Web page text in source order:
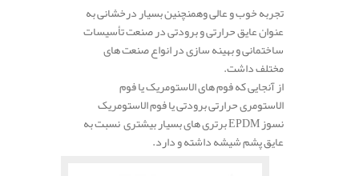
تجربه خوب و عالی وهمنچنین بسیار درخشانی به
عنوان عایق حرارتی و برودتی در صنعت تأسیسات
ساختمانی و بهینه سازی در انواع صنعت های
مختلف داشت.
از آنجایی که فوم های الاستومریک یا فوم
الاستومری حرارتی برودتی یا فوم الاستومریک
نسوز EPDM برتری های بسیار بیشتری نسبت به
عایق پشم شیشه داشته و دارد.